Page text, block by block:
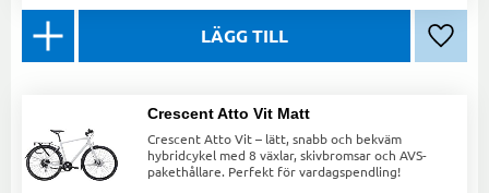
Lägg
Crescent Atto Vit Matt
Crescent Atto Vit – lätt, snabb och bekväm
hybridcykel med 8 växlar, skivbromsar och AVS-
pakethållare. Perfekt för vardagspendling!